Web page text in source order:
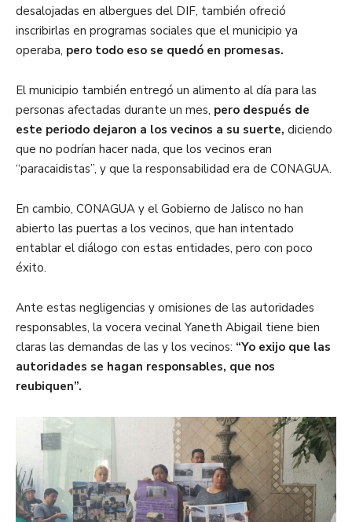
desalojadas en albergues del DIF, también ofreció
inscribirlas en programas sociales que el municipio ya
operaba, pero todo eso se quedó en promesas.
El municipio también entregó un alimento al día para las
personas afectadas durante un mes, pero después de
este periodo dejaron a los vecinos a su suerte, diciendo
que no podrían hacer nada, que los vecinos eran
“paracaidistas”, y que la responsabilidad era de CONAGUA.
En cambio, CONAGUA y el Gobierno de Jalisco no han
abierto las puertas a los vecinos, que han intentado
entablar el diálogo con estas entidades, pero con poco
éxito.
Ante estas negligencias y omisiones de las autoridades
responsables, la vocera vecinal Yaneth Abigail tiene bien
claras las demandas de las y los vecinos: “Yo exijo que las
autoridades se hagan responsables, que nos
reubiquen”.